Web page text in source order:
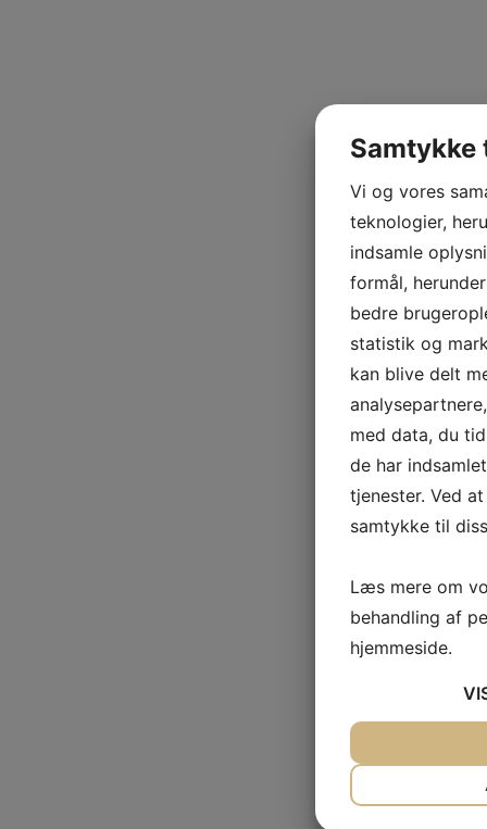
Vi og vores
teknologier,
indsamle
formål,
bedre
statistik og
kan blive delt
med data, du
de har
tjenester. Ved
samtykke til
Læs mere om
behandling af
hjemmeside.